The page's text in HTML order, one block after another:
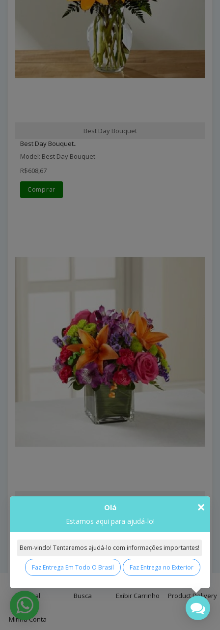
Principal Busca Exibir Carrinho Product Delivery
Minha Conta
Best Day Bouquet
Best Day Bouquet..
Model: Best Day Bouquet
R$608,67
Comprar
Birthday Cheer Bouquet
Model: Birthday Cheer Bouquet
Comprar
×
Olá
Estamos aqui para ajudá-lo!
Bem-vindo! Tentaremos ajudá-lo com informações importantes!
Faz Entrega Em Todo O Brasil Faz Entrega no Exterior